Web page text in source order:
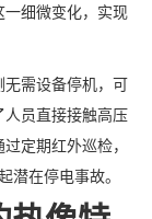
一细微变化，实现
无需设备停机，可
人员直接接触高压
定期红外巡检，
潜在停电事故。